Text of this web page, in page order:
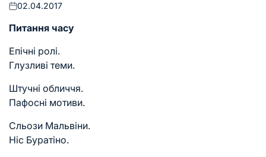
Оприлюднено
02.04.2017
Питання часу
Епічні ролі.
Глузливі теми.
Штучні обличчя.
Пафосні мотиви.
Сльози Мальвіни.
Ніс Буратіно.